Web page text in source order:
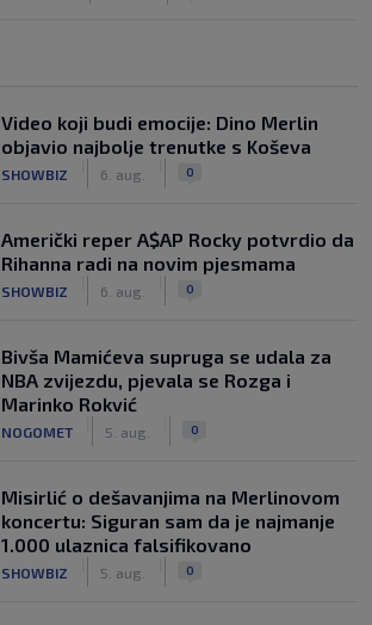
Video koji budi emocije: Dino Merlin
objavio najbolje trenutke s Koševa
SHOWBIZ 6. aug. 0
Američki reper A$AP Rocky potvrdio da
Rihanna radi na novim pjesmama
SHOWBIZ 6. aug. 0
Bivša Mamićeva supruga se udala za
NBA zvijezdu, pjevala se Rozga i
Marinko Rokvić
NOGOMET 5. aug. 0
Misirlić o dešavanjima na Merlinovom
koncertu: Siguran sam da je najmanje
1.000 ulaznica falsifikovano
SHOWBIZ 5. aug. 0